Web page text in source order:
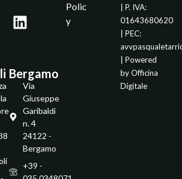
Bergamo
Via
Giuseppe
Garibaldi
n. 4
24122 -
Bergamo
+39 -
Polic
y
| P. IVA:
01643680620
| PEC:
| Powered
byOfficina
Digitale